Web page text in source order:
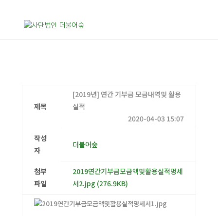
제목
[2019년] 연간 기부금 모금내역및 활용
실적
2020-04-03 15:07
작성
자
더불어숲
첨부
파일
2019연간기부금모금액및활용실적멍세
서2.jpg (276.9KB)